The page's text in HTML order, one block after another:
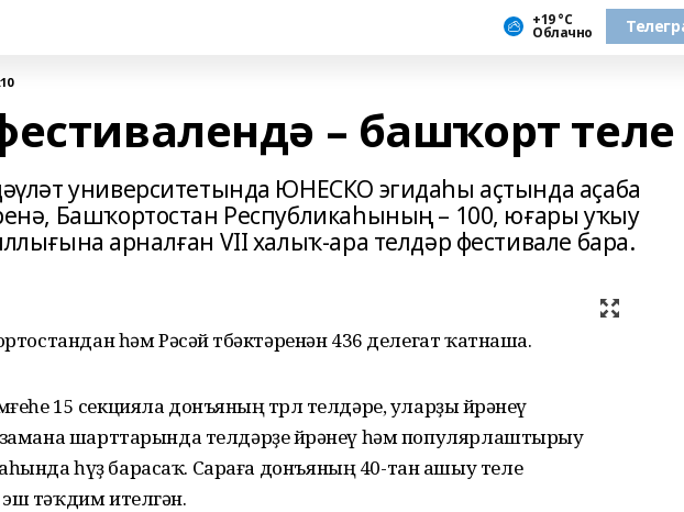
+19 °С
Облачно
– башҡорт теле
университетында ЮНЕСКО эгидаһы аҫтында аҫаба
Башҡортостан Республикаһының – 100, юғары уҡыу
арналған VII халыҡ-ара телдәр фестивале бара.
һәм Рәсәй төбәктәренән 436 делегат ҡатнаша.
15 секцияла донъяның төрлө телдәре, уларҙы өйрәнеү
замана шарттарында телдәрҙе өйрәнеү һәм популярлаштырыу
һүҙ барасаҡ. Сараға донъяның 40-тан ашыу теле
тәҡдим ителгән.